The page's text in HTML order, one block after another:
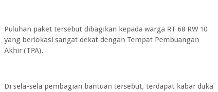
Puluhan paket tersebut dibagikan kepada warga RT 68 RW 10
yang berlokasi sangat dekat dengan Tempat Pembuangan
Akhir (TPA).
Di sela-sela pembagian bantuan tersebut, terdapat kabar duka